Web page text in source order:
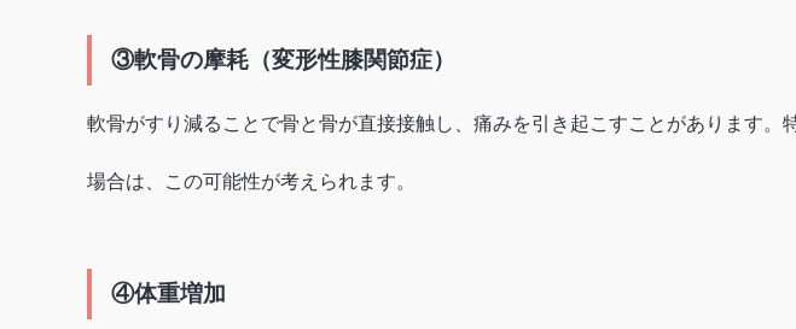
③軟骨の摩耗（変形性膝関節症）
軟骨がすり減ることで骨と骨が直接接触し、痛みを引き起こすことがあります。
場合は、この可能性が考えられます。
④体重増加